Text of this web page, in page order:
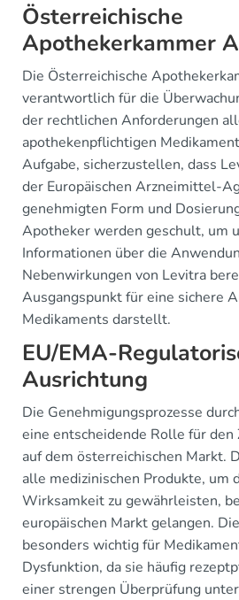
Österreichische
Apothekerkammer
Die Österreichische
verantwortlich für die
der rechtlichen Anforderungen
apothekenpflichtigen
Aufgabe, sicherzustellen, dass
der Europäischen Arzneimittel-
genehmigten Form und
Apotheker werden geschult, um
Informationen über die
Nebenwirkungen von Levitra
Ausgangspunkt für eine sichere
Medikaments darstellt.
EU/EMA-
Ausrichtung
Die Genehmigungsprozesse
eine entscheidende Rolle für den
auf dem österreichischen Markt.
alle medizinischen Produkte, um
Wirksamkeit zu gewährleisten,
europäischen Markt gelangen.
besonders wichtig für
Dysfunktion, da sie häufig
einer strengen Überprüfung